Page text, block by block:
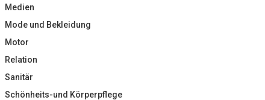
Medien
Mode und Bekleidung
Motor
Relation
Sanitär
Schönheits-und Körperpflege